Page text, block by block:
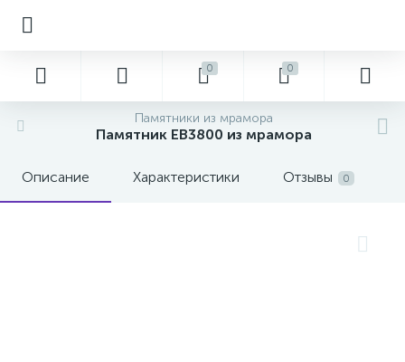
0 0
Памятники из мрамора
Памятник EB3800 из мрамора
Описание Характеристики Отзывы 0